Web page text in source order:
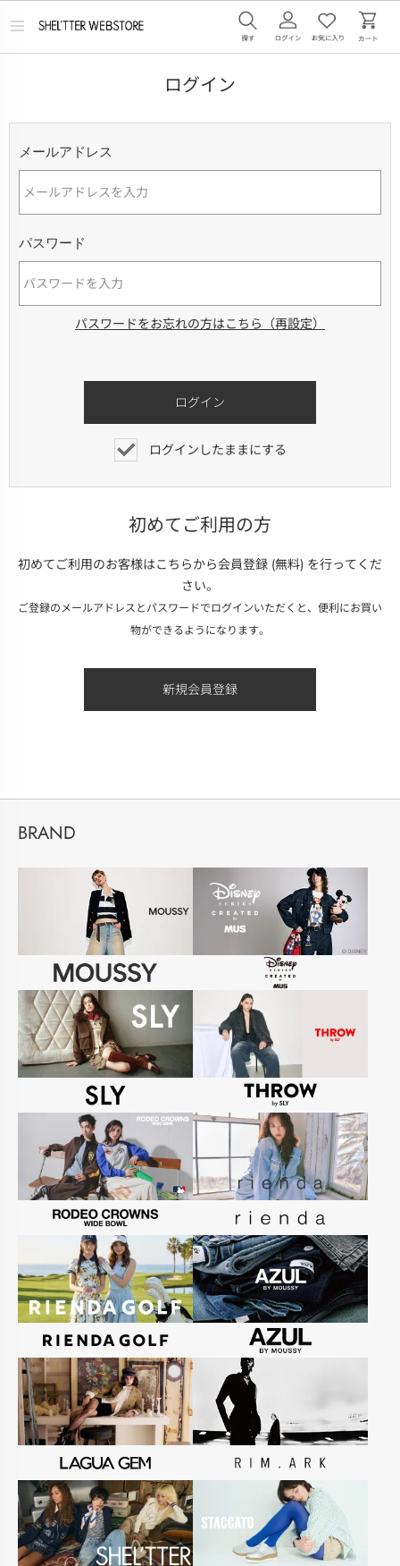
メ
ログイン
メールアドレス
パスワード
パスワードをお忘れの方はこちら（再設定）
ログインしたままにする
初めてご利用の方
初めてご利用のお客様はこちらから会員登録 (無料) を行ってくだ
さい。
ご登録のメールアドレスとパスワードでログインいただくと、便利にお買い
物ができるようになります。
BRAND